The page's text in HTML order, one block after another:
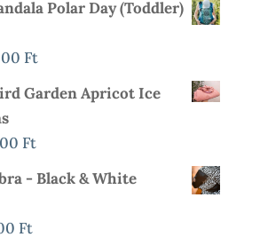
Polar Day (toddler)
FtÁrtartomány:
900 Ft
Garden Apricot Ice
FtCurrent
- Black & White
FtCurrent